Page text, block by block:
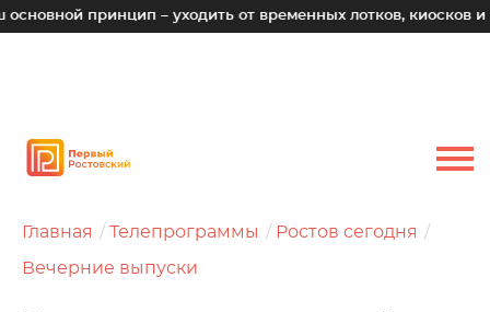
– уходить от временных лотков, киосков и
Главная Телепрограммы Ростов сегодня
Вечерние выпуски